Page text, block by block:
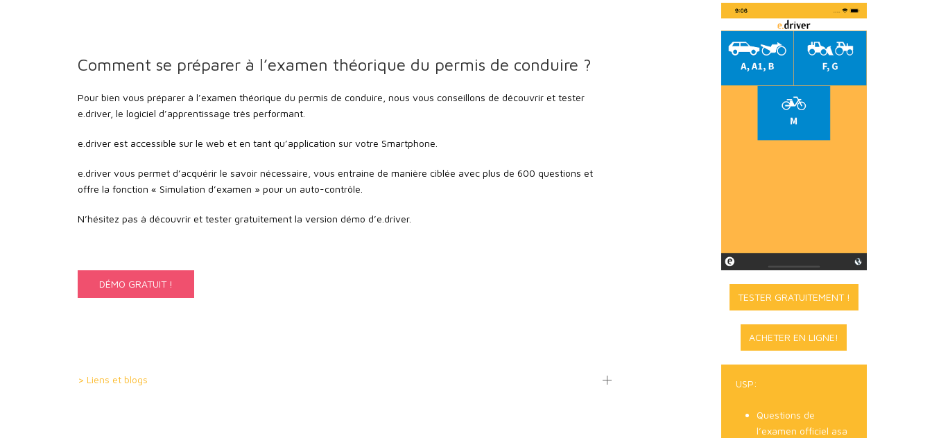
Comment se préparer à l’examen théorique du permis de conduire ?
Pour bien vous préparer à l’examen théorique du permis de conduire, nous vous conseillons de découvrir et tester
e.driver, le logiciel d’apprentissage très performant.
e.driver est accessible sur le web et en tant qu’application sur votre Smartphone.
e.driver vous permet d’acquérir le savoir nécessaire, vous entraine de manière ciblée avec plus de 600 questions et
offre la fonction « Simulation d’examen » pour un auto-contrôle.
N’hésitez pas à découvrir et tester gratuitement la version démo d’e.driver.
DÉMO GRATUIT !
> Liens et blogs
TESTER GRATUITEMENT !
ACHETER EN LIGNE!
USP:
Questions de
l’examen officiel asa